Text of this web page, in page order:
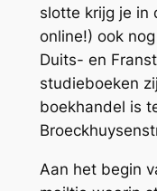
slotte krijg je in
online!) ook
Duits- en
studieboeken
boekhandel is
Aan het begin